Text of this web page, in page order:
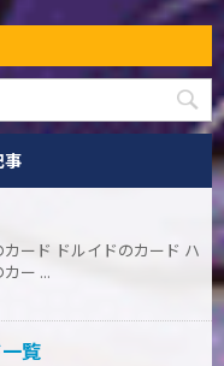
事
ード ドルイドのカード ハ
ー ...
覧